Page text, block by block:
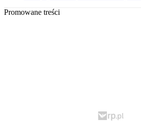
Promowane treści